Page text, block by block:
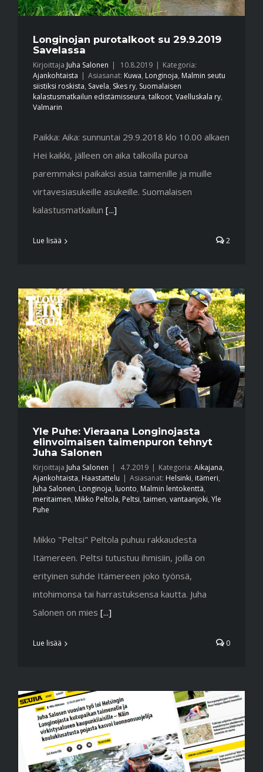
Longinojan purotalkoot su 29.9.2019
Savelassa
Kirjoittaja Juha Salonen | 10.8.2019 | Kategoria:
Ajankohtaista | Asiasanat: Kuwa, Longinoja, Malmin seutu
siistiksi roskista, Savela, Skes ry, Suomalaisen
kalastusmatkailun edistämisseura, talkoot, Vaelluskala ry,
Valmarin
Paikka: Aika: sunnuntai 29.9.2018 klo 10.00 alkaen
Hei kaikki, jälleen on aika talkoilla puroa
paremmaksi paikaksi asua taimenille ja muille
virtavesiasukeille asukeille. Suomalaisen
kalastusmatkailun [...]
Lue lisää 2
Yle Puhe: Vieraana Longinojasta
elinvoimaisen taimenpuron tehnyt
Juha Salonen
Kirjoittaja Juha Salonen | 4.7.2019 | Kategoria: Aikajana,
Ajankohtaista, Haastattelu | Asiasanat: Helsinki, itämeri,
Juha Salonen, Longinoja, luonto, Malmin lentokenttä,
meritaimen, Mikko Peltola, Peltsi, taimen, vantaanjoki, Yle
Puhe
Mikko "Peltsi" Peltola puhuu rakkaudesta
Itämereen. Peltsi tutustuu ihmisiin, joilla on
erityinen suhde Itämereen joko työnsä,
intohimonsa tai harrastuksensa kautta. Juha
Salonen on mies [...]
Lue lisää 0